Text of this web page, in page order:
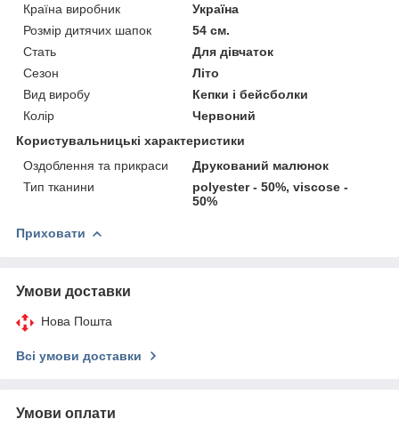
Країна виробник
Україна
Розмір дитячих шапок
54 см.
Стать
Для дівчаток
Сезон
Літо
Вид виробу
Кепки і бейсболки
Колір
Червоний
Користувальницькі характеристики
Оздоблення та прикраси
Друкований малюнок
Тип тканини
polyester - 50%, viscose -
50%
Приховати
Умови доставки
Нова Пошта
Всі умови доставки
Умови оплати